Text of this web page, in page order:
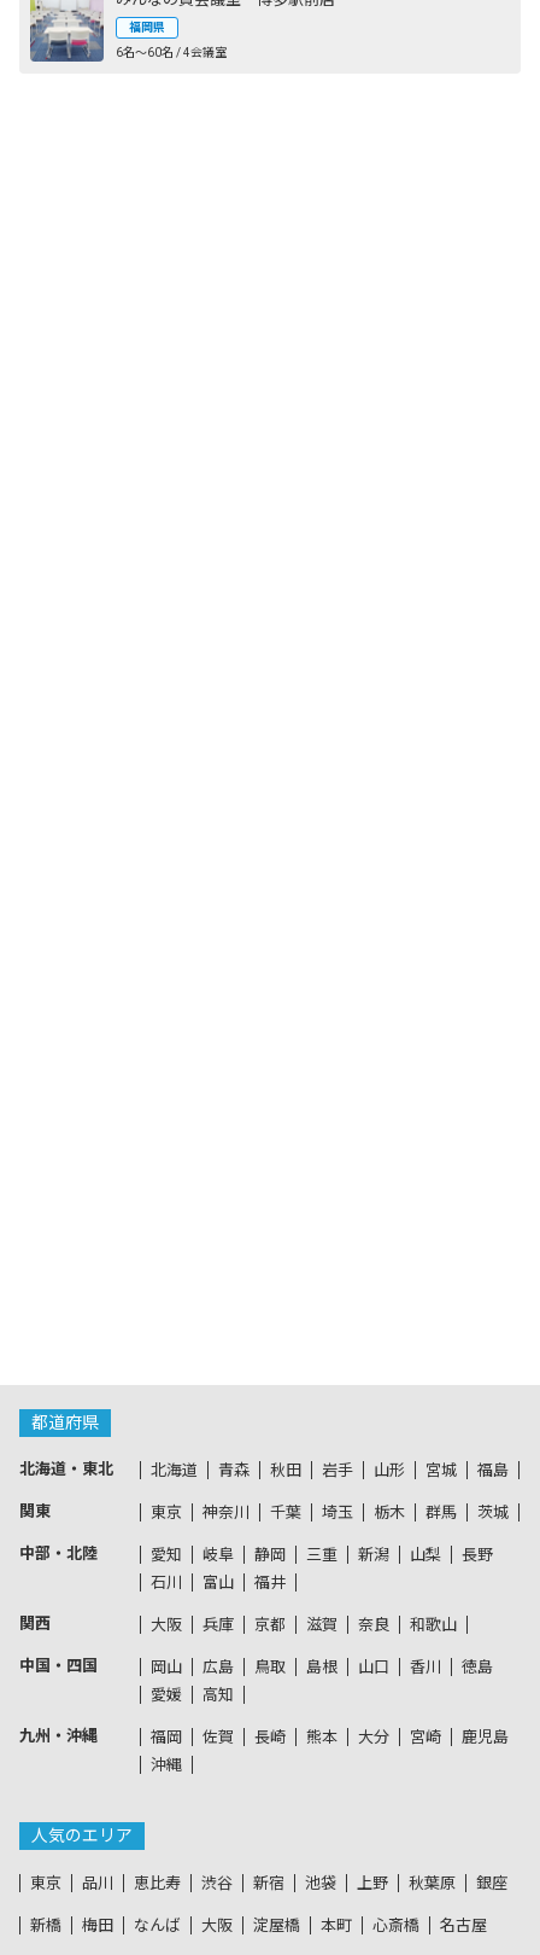
福岡県
6名〜60名 / 4会議室
都道府県
北海道・東北 北海道 青森 秋田 岩手 山形 宮城 福島
関東 東京 神奈川 千葉 埼玉 栃木 群馬 茨城
中部・北陸 愛知 岐阜 静岡 三重 新潟 山梨
長野
石川
富山 福井
関西 大阪 兵庫 京都 滋賀 奈良 和歌山
中国・四国 岡山 広島 鳥取 島根 山口 香川
徳島
愛媛
高知
九州・沖縄 福岡 佐賀 長崎 熊本 大分 宮崎
鹿児島
沖縄
人気のエリア
東京 品川 恵比寿 渋谷 新宿 池袋 上野 秋葉原 銀座
新橋 梅田 なんば 大阪 淀屋橋 本町 心斎橋 名古屋